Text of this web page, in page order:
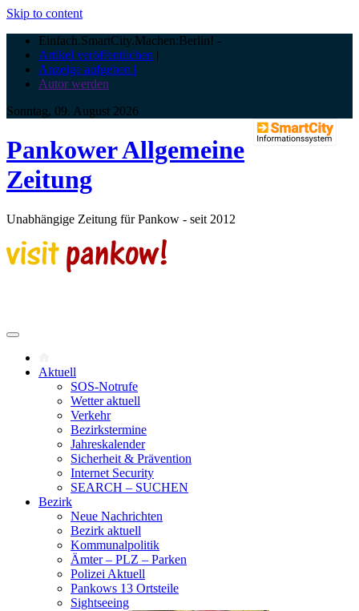
Skip to content
Einfach.SmartCity.Machen:Berlin! -
Artikel veröffentlichen |
Anzeige aufgeben |
Autor werden
Sonntag, 09. August 2026
Pankower Allgemeine
Zeitung
Unabhängige Zeitung für Pankow - seit 2012
Aktuell
SOS-Notrufe
Wetter aktuell
Verkehr
Bezirkstermine
Jahreskalender
Sicherheit & Prävention
Internet Security
SEARCH – SUCHEN
Bezirk
Neue Nachrichten
Bezirk aktuell
Kommunalpolitik
Ämter – PLZ – Parken
Polizei Aktuell
Pankows 13 Ortsteile
Sightseeing